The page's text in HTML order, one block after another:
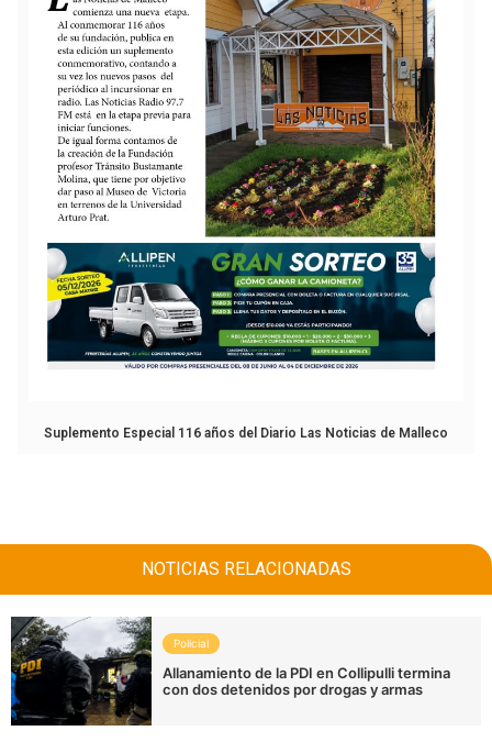
Suplemento Especial 116 años del Diario Las Noticias de Malleco
NOTICIAS RELACIONADAS
Policial
Allanamiento de la PDI en Collipulli termina
con dos detenidos por drogas y armas